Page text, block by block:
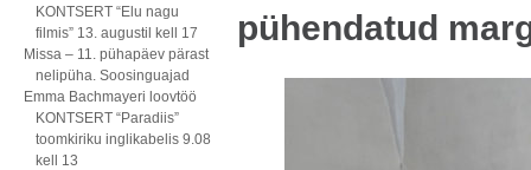
KONTSERT “Elu nagu
filmis” 13. augustil kell 17
Missa – 11. pühapäev pärast
nelipüha. Soosinguajad
Emma Bachmayeri loovtöö
KONTSERT “Paradiis”
toomkiriku inglikabelis 9.08
kell 13
pühendatud